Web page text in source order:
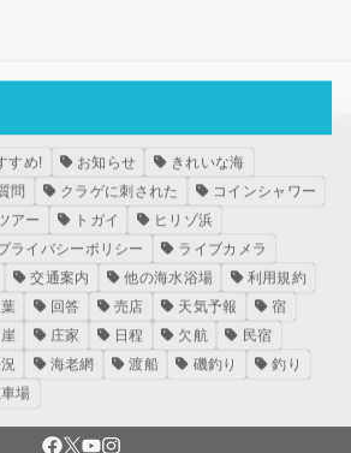
すめ! お知らせ
きれいな海
問 クラゲに刺された
コインシャワー
アー トガイ
ヒリゾ浜
ライバシーポリシー
ライブカメラ
交通案内 他の海水浴場
利用規約
回答 売店 天気予報
宿
崖 庄家 日程 欠航
民宿
海老網 渡船 磯釣り
釣り
場
海況 食事 宿泊 案内 お知らせ
お店
い合わせ